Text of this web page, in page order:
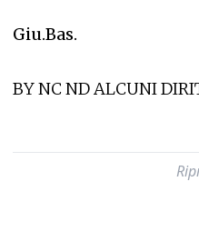
Giu.Bas.
BY NC ND ALCUNI